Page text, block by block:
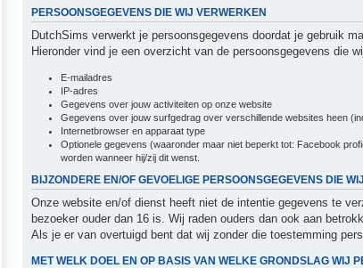
PERSOONSGEGEVENS DIE WIJ VERWERKEN
DutchSims verwerkt je persoonsgegevens doordat je gebruik
Hieronder vind je een overzicht van de persoonsgegevens die
E-mailadres
IP-adres
Gegevens over jouw activiteiten op onze website
Gegevens over jouw surfgedrag over verschillende websites heen
Internetbrowser en apparaat type
Optionele gegevens (waaronder maar niet beperkt tot: Facebook
worden wanneer hij/zij dit wenst.
BIJZONDERE EN/OF GEVOELIGE PERSOONSGEGEVENS DIE
Onze website en/of dienst heeft niet de intentie gegevens te
bezoeker ouder dan 16 is. Wij raden ouders dan ook aan
Als je er van overtuigd bent dat wij zonder die toestemming
MET WELK DOEL EN OP BASIS VAN WELKE GRONDSLAG WIJ